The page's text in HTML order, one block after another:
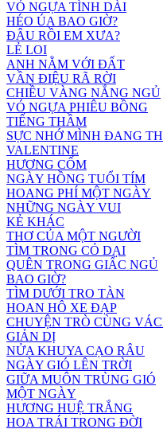
VÓ NGỰA TÌNH DÀI
HÉO ÚA BAO GIỜ?
ĐÂU RỒI EM XƯA?
LẺ LOI
ANH NẰM VỚI ĐẤT
VẦN ĐIỆU RÃ RỜI
CHIỀU VÀNG NẮNG NGỦ
VÓ NGỰA PHIÊU BỒNG
TIẾNG THẦM
SỰC NHỚ MÌNH ĐANG
VALENTINE
HƯƠNG CỐM
NGÀY HỒNG TUỔI TÍM
HOANG PHÍ MỘT NGÀY
NHỮNG NGÀY VUI
KẺ KHÁC
THƠ CỦA MỘT NGƯỜI
TÌM TRONG CỎ DẠI
QUÊN TRONG GIẤC NGỦ
BAO GIỜ?
TÌM DƯỚI TRO TÀN
HOAN HÔ XE ĐẠP
CHUYỆN TRÒ CÙNG
GIẢN DỊ
NỬA KHUYA CẠO RÂU
NGÀY GIÓ LÊN TRỜI
GIỮA MUÔN TRÙNG GIÓ
MỘT NGÀY
HƯƠNG HUỆ TRẮNG
HOA TRÁI TRONG ĐỜI